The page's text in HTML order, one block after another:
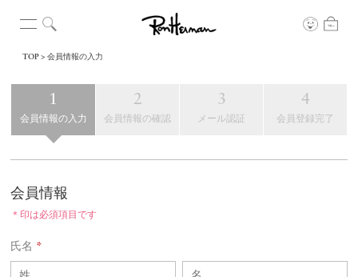
TOP 会員情報の入力
会員情報の入力 会員情報の確認 メール認証 会員登録完了
会員情報
＊印は必須項目です
氏名 *